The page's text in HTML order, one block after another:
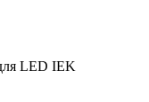
LED IEK